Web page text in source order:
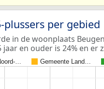
per gebied
in de woonplaats
en ouder is 24% en er
… Gemeente Land…